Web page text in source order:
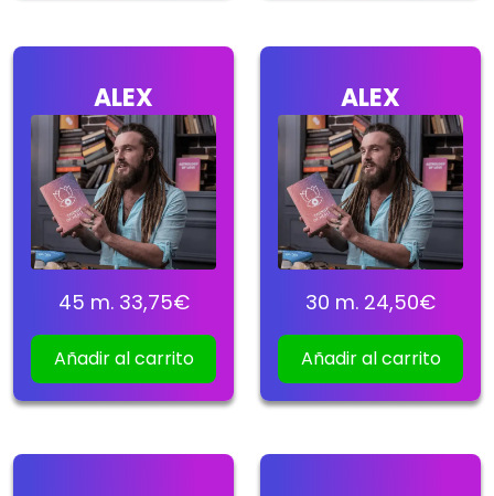
ALEX
45 m. 33,75€
Añadir al carrito
ALEX
30 m. 24,50€
Añadir al carrito